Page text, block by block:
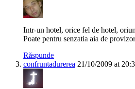
Intr-un hotel, orice fel de hotel,
Poate pentru senzatia aia de
Răspunde
confruntadurerea 21/10/2009 at